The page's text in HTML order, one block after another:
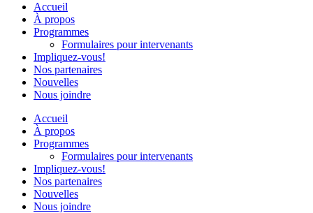
Accueil
À propos
Programmes
Formulaires pour intervenants
Impliquez-vous!
Nos partenaires
Nouvelles
Nous joindre
Accueil
À propos
Programmes
Formulaires pour intervenants
Impliquez-vous!
Nos partenaires
Nouvelles
Nous joindre